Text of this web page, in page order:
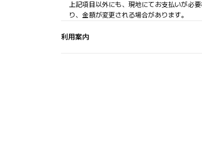
上記項目以外にも、現地にてお支払いが必
り、金額が変更される場合があります。
利用案内